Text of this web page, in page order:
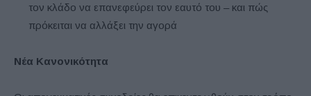
τον κλάδο να επανεφεύρει τον εαυτό του – και πώς
πρόκειται να αλλάξει την αγορά
Νέα Κανονικότητα